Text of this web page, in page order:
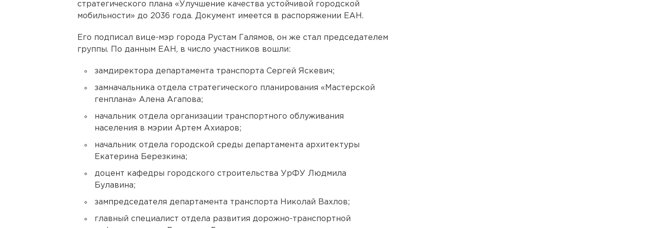
стратегического плана «Улучшение качества устойчивой городской
мобильности» до 2036 года. Документ имеется в распоряжении ЕАН.
Его подписал вице-мэр города Рустам Галямов, он же стал председателем
группы. По данным ЕАН, в число участников вошли:
замдиректора департамента транспорта Сергей Яскевич;
замначальника отдела стратегического планирования «Мастерской
генплана» Алена Агапова;
начальник отдела организации транспортного облуживания
населения в мэрии Артем Ахиаров;
начальник отдела городской среды департамента архитектуры
Екатерина Березкина;
доцент кафедры городского строительства УрФУ Людмила
Булавина;
зампредседателя департамента транспорта Николай Вахлов;
главный специалист отдела развития дорожно-транспортной